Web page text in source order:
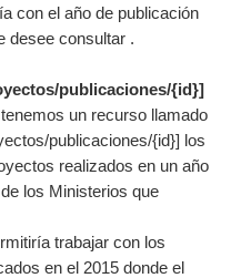
con el año de publicación
desee consultar .
publicaciones/{id}]
un recurso llamado
publicaciones/{id}] los
realizados en un año
los Ministerios que
trabajar con los
en el 2015 donde el